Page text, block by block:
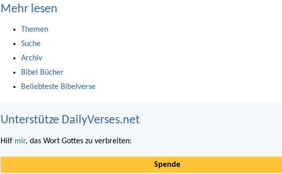
Mehr lesen
Themen
Suche
Archiv
Bibel Bücher
Beliebteste Bibelverse
Unterstütze DailyVerses.net
Hilf mir, das Wort Gottes zu verbreiten:
Spende